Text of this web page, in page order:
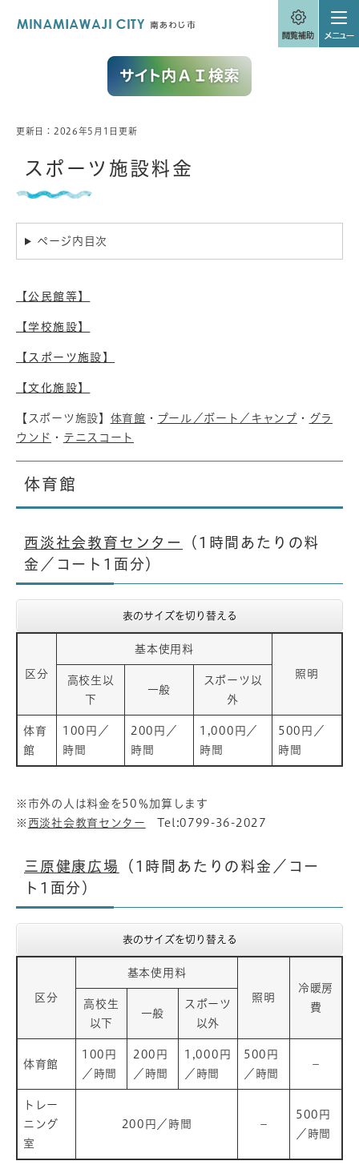
本
更新日：2026年5月1日更新
スポーツ施設料金
ページ内目次
【公民館等】
【学校施設】
【スポーツ施設】
【文化施設】
【スポーツ施設】 体育館 ・ プール／ボート／キャンプ ・ グラ
ウンド ・ テニスコート
体育館
西淡社会教育センター
（1時間あたりの料
金／コート1面分）
表のサイズを切り替える
区分
基本使用料
照明
高校生以
下
一般
スポーツ以
外
体育
館
100円／
時間
200円／
時間
1,000円／
時間
500円／
時間
※市外の人は料金を50％加算します
※ 西淡社会教育センター Tel:0799-36-2027
三原健康広場
（1時間あたりの料金／コー
ト1面分）
表のサイズを切り替える
区分
基本使用料
照明
冷暖房
費
高校生
以下
一般
スポーツ
以外
体育館
100円
／時間
200円
／時間
1,000円
／時間
500円
／時間
－
トレー
ニング
室
200円／時間 －
500円
／時間